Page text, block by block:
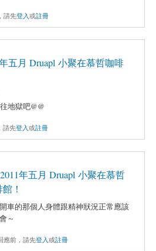
請先登入或註冊
五月 Druapl 小聚在慕哲咖啡
地獄吧@@
請先登入或註冊
年五月 Druapl 小聚在慕哲
！
車的那個人身體跟精神狀況正常應該
～
應前，請先登入或註冊